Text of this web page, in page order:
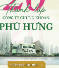
Aeon
Thái
08/